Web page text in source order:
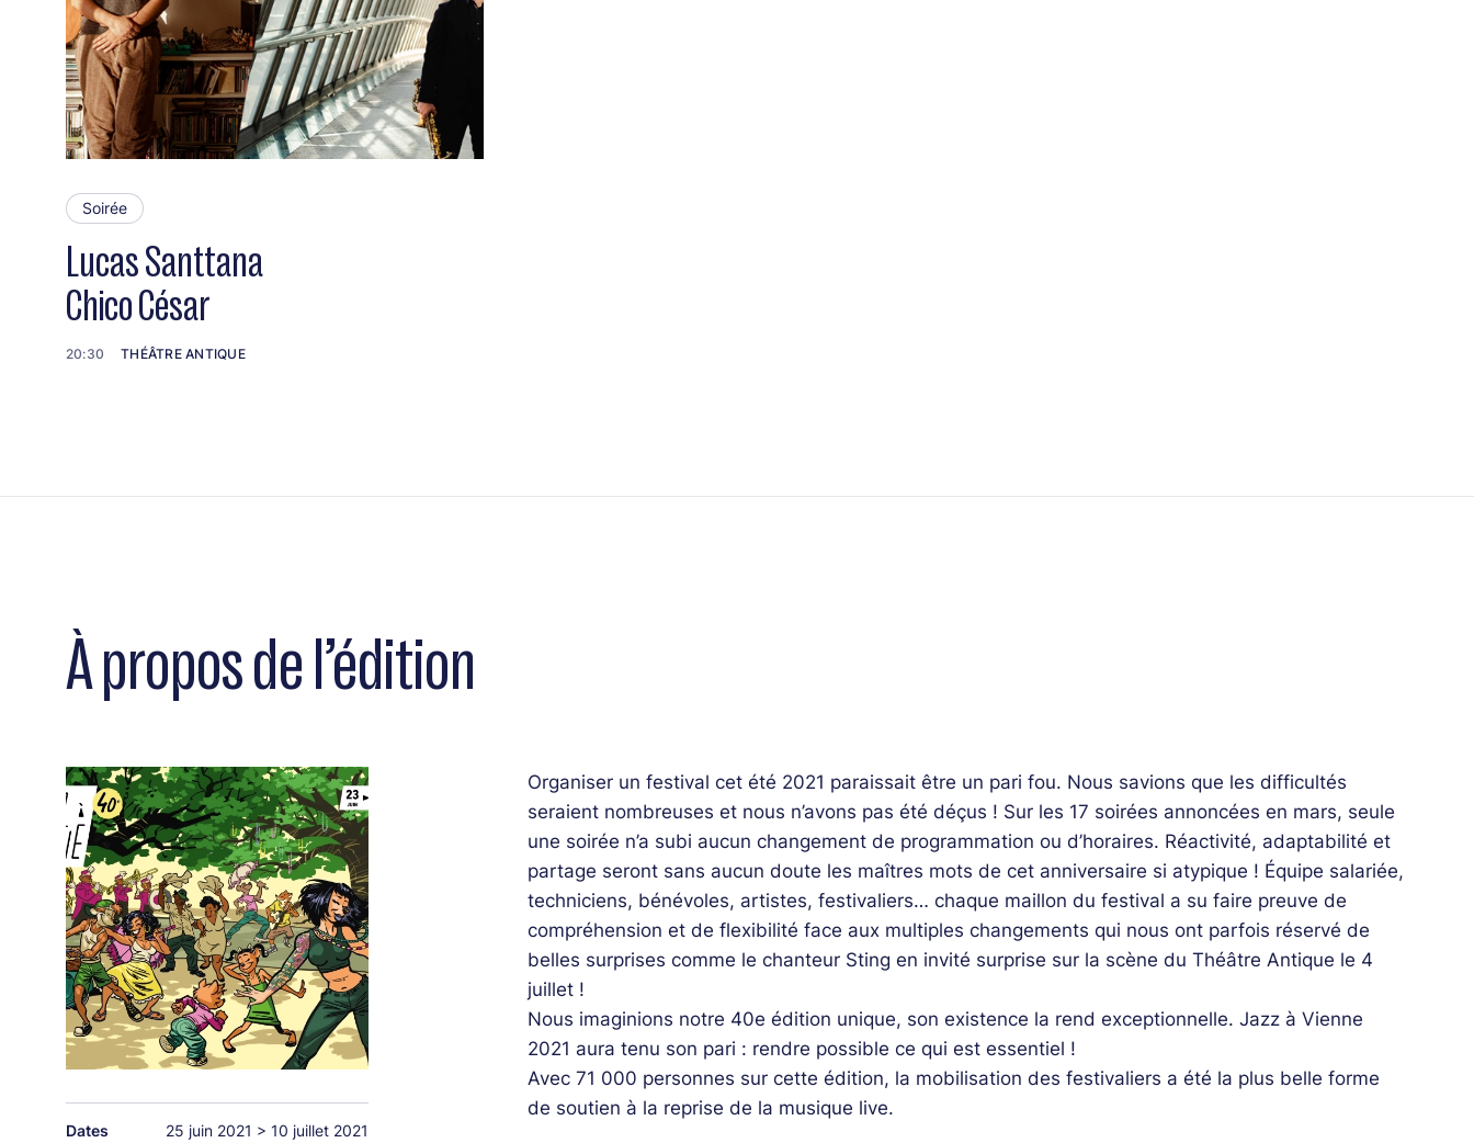
Soirée
Lucas Santtana
Chico César
20:30 THÉÂTRE ANTIQUE
À propos de l’édition
Dates 25 juin 2021 > 10 juillet 2021
Organiser un festival cet été 2021 paraissait être un pari fou. Nous savions que les difficultés
seraient nombreuses et nous n’avons pas été déçus ! Sur les 17 soirées annoncées en mars, seule
une soirée n’a subi aucun changement de programmation ou d’horaires. Réactivité, adaptabilité et
partage seront sans aucun doute les maîtres mots de cet anniversaire si atypique ! Équipe salariée,
techniciens, bénévoles, artistes, festivaliers… chaque maillon du festival a su faire preuve de
compréhension et de flexibilité face aux multiples changements qui nous ont parfois réservé de
belles surprises comme le chanteur Sting en invité surprise sur la scène du Théâtre Antique le 4
juillet !
Nous imaginions notre 40e édition unique, son existence la rend exceptionnelle. Jazz à Vienne
2021 aura tenu son pari : rendre possible ce qui est essentiel !
Avec 71 000 personnes sur cette édition, la mobilisation des festivaliers a été la plus belle forme
de soutien à la reprise de la musique live.